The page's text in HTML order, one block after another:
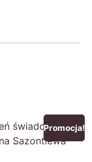
Promocja!